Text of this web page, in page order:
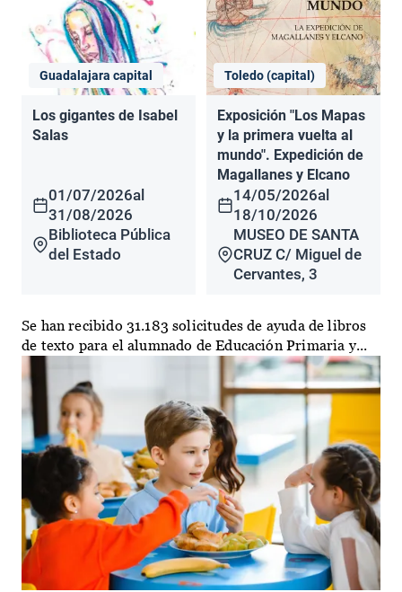
Guadalajara capital
Los gigantes de Isabel
Salas
01/07/2026al
31/08/2026
Biblioteca Pública
del Estado
Toledo (capital)
Exposición "Los Mapas
y la primera vuelta al
mundo". Expedición de
Magallanes y Elcano
14/05/2026al
18/10/2026
MUSEO DE SANTA
CRUZ C/ Miguel de
Cervantes, 3
Se han recibido 31.183 solicitudes de ayuda de libros
de texto para el alumnado de Educación Primaria y...